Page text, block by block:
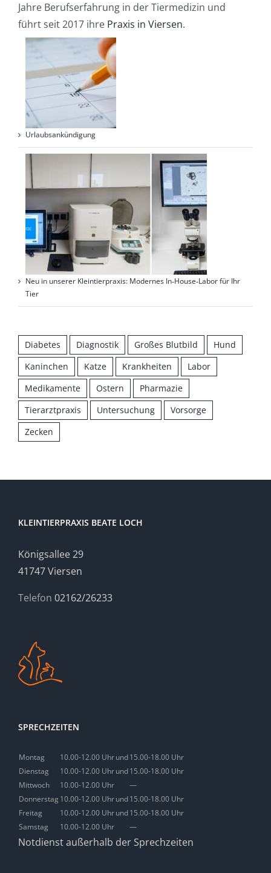
Jahre Berufserfahrung in der Tiermedizin und
führt seit 2017 ihre Praxis in Viersen.
Urlaubsankündigung
Neu in unserer Kleintierpraxis: Modernes In‑House‑Labor für Ihr
Tier
Diabetes Diagnostik Großes Blutbild
Hund
Kaninchen
Katze Krankheiten
Labor
Medikamente
Ostern
Pharmazie
Tierarztpraxis
Untersuchung
Vorsorge
Zecken
KLEINTIERPRAXIS BEATE LOCH
Königsallee 29
41747 Viersen
Telefon 02162/26233
SPRECHZEITEN
Montag 10.00-12.00 Uhrund15.00-18.00 Uhr
Dienstag
10.00-12.00 Uhrund15.00-18.00 Uhr
Mittwoch
10.00-12.00 Uhr
—
Donnerstag10.00-12.00 Uhrund15.00-18.00 Uhr
Freitag
10.00-12.00 Uhrund15.00-18.00 Uhr
Samstag
10.00-12.00 Uhr —
Notdienst außerhalb der Sprechzeiten